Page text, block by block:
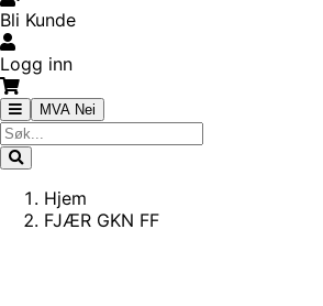
Bli Kunde
Logg inn
MVA Nei
Hjem
FJÆR GKN FF